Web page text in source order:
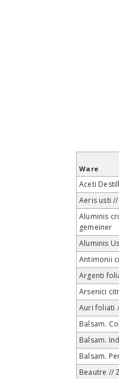
Ware
Aceti
Aeris usti
Aluminis
gemeiner
Aluminis
Antimonii
Argenti
Arsenici
Auri foliati
Balsam.
Balsam.
Balsam.
Beautre //